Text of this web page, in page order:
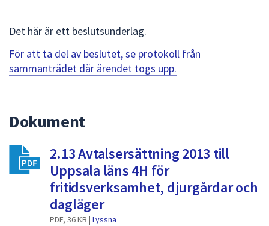
för
att
navigera
för
välja
något
Det här är ett beslutsunderlag.
För att ta del av beslutet, se protokoll från
sammanträdet där ärendet togs upp.
Dokument
2.13 Avtalsersättning 2013 till
Uppsala läns 4H för
fritidsverksamhet, djurgårdar och
dagläger
PDF, 36 KB | Lyssna